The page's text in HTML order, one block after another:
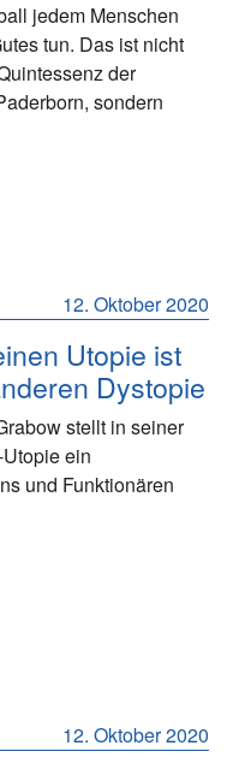
jedem Menschen
tun. Das ist nicht
der
sondern
12. Oktober 2020
Utopie ist
Dystopie
stellt in seiner
ein
und Funktionären
12. Oktober 2020